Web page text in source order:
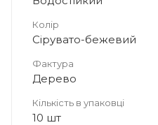
Колір
Сірувато-бежевий
Фактура
Дерево
Кількість в упаковці
10 шт